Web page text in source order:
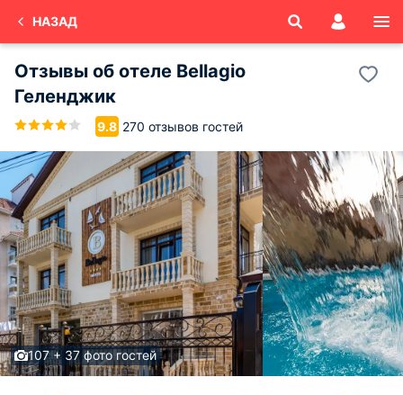
НАЗАД
Отзывы об отеле Bellagio
Геленджик
9.8 270 отзывов гостей
107 + 37 фото гостей